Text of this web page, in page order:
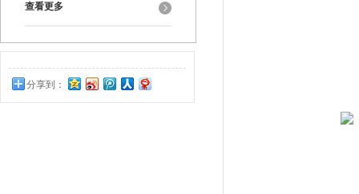
查看更多
分享到：